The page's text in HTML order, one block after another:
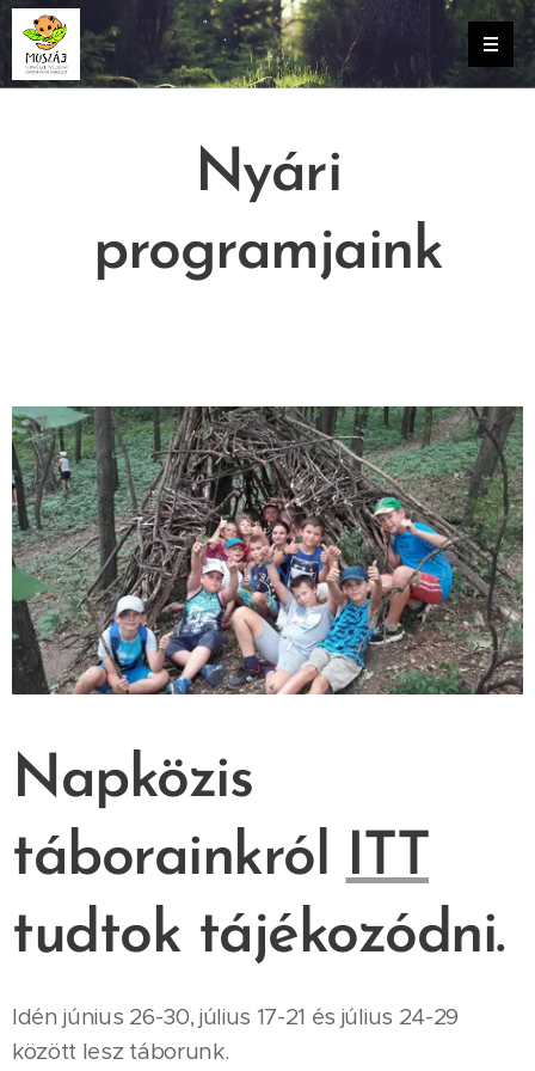
Nyári
programjaink
Napközis
táborainkról ITT
tudtok tájékozódni.
Idén június 26-30, július 17-21 és július 24-29
között lesz táborunk.